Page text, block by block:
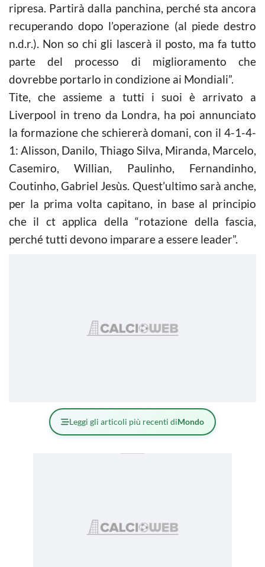
ripresa. Partirà dalla panchina, perché sta ancora
recuperando dopo l’operazione (al piede destro
n.d.r.). Non so chi gli lascerà il posto, ma fa tutto
parte del processo di miglioramento che
dovrebbe portarlo in condizione ai Mondiali”.
Tite, che assieme a tutti i suoi è arrivato a
Liverpool in treno da Londra, ha poi annunciato
la formazione che schiererà domani, con il 4-1-4-
1: Alisson, Danilo, Thiago Silva, Miranda, Marcelo,
Casemiro, Willian, Paulinho, Fernandinho,
Coutinho, Gabriel Jesùs. Quest’ultimo sarà anche,
per la prima volta capitano, in base al principio
che il ct applica della “rotazione della fascia,
perché tutti devono imparare a essere leader”.
Leggi gli articoli più recenti diMondo